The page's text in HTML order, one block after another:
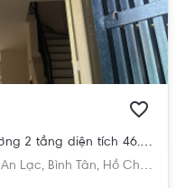
Nhà phố Đường Kinh Dương Vương 2 tầng diện tích 46.1m² pháp lý sổ hồng
An Lạc, Bình Tân, Hồ Chí Minh